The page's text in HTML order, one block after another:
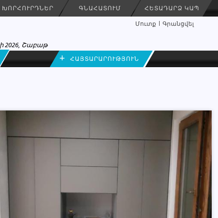
ԽՈՐՀՈՒՐԴՆԵՐ ԳՆԱՀԱՏՈՒՄ ՀԵՏԱԴԱՐՁ ԿԱՊ
Մուտք Գրանցվել
2026, Շաբաթ
+ ՀԱՅՏԱՐԱՐՈՒԹՅՈՒՆ